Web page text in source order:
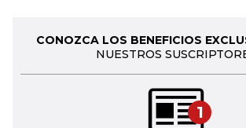
CONOZCA LOS BENEFICIOS
NUESTROS
1